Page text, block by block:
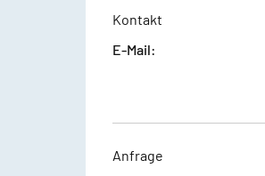
Kontakt
E-Mail:
Anfrage